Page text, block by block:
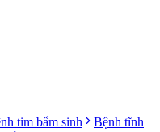
tim bẩm sinh
Bệnh tĩnh